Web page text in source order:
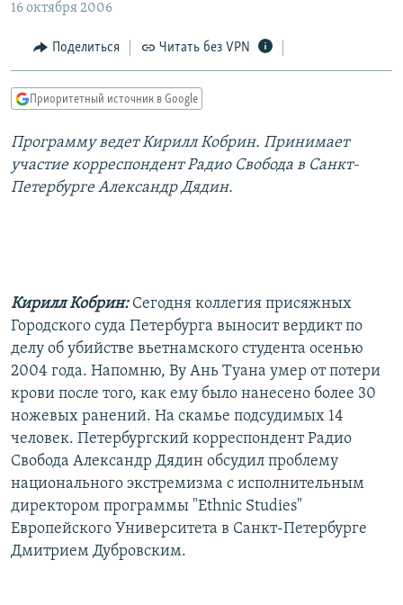
Вернутся
поискуСЕВЕР.РЕАЛИИ
СИБИРЬ.РЕАЛИИ
ПОДПИШИТЕСЬ НА РАССЫЛКУ
СОЦИАЛЬНЫЕ СЕТИ
Все сайты РСЕ/РС
16 октября 2006
Поделиться Читать без VPN
Приоритетный источник в Google
Программу ведет Кирилл Кобрин. Принимает
участие корреспондент Радио Свобода в Санкт-
Петербурге Александр Дядин.
Кирилл Кобрин: Сегодня коллегия присяжных
Городского суда Петербурга выносит вердикт по
делу об убийстве вьетнамского студента осенью
2004 года. Напомню, Ву Ань Туана умер от потери
крови после того, как ему было нанесено более 30
ножевых ранений. На скамье подсудимых 14
человек. Петербургский корреспондент Радио
Свобода Александр Дядин обсудил проблему
национального экстремизма с исполнительным
директором программы "Ethnic Studies"
Европейского Университета в Санкт-Петербурге
Дмитрием Дубровским.